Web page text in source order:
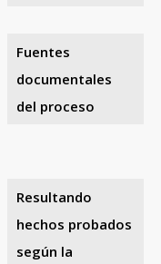
Fuentes
documentales
del proceso
Resultando
hechos probados
según la